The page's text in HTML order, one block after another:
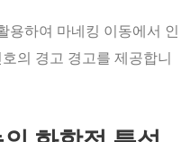
용하여 마네킹 이동에서 인
의 경고 경고를 제공합니